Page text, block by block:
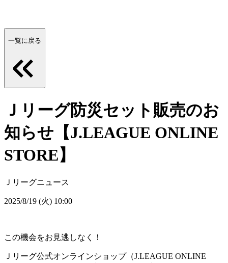
一覧に戻る
Ｊリーグ防災セット販売のお
知らせ【J.LEAGUE ONLINE
STORE】
Ｊリーグニュース
2025/8/19 (火) 10:00
この機会をお見逃しなく！
Ｊリーグ公式オンラインショップ（J.LEAGUE ONLINE